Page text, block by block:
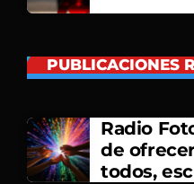
PUBLICACIONES
Radio
de
todos,